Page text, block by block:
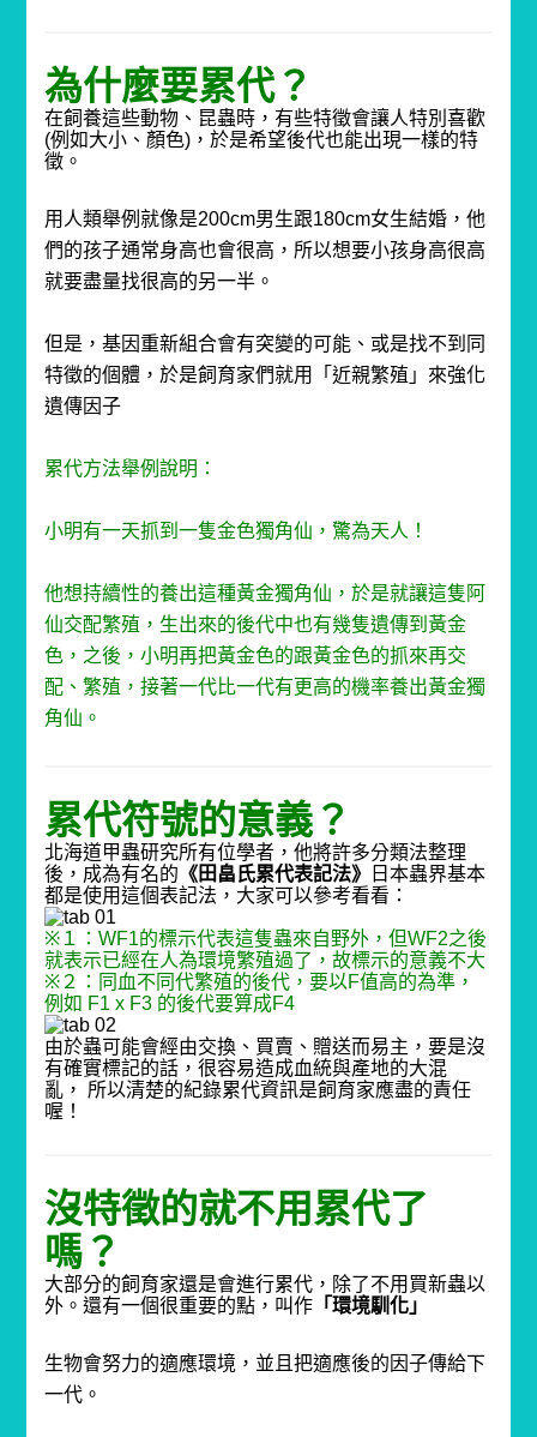
為什麼要累代？
在飼養這些動物、昆蟲時，有些特徵會讓人特別喜歡
(例如大小、顏色) ，於是希望後代也能出現一樣的特
徵。
用人類舉例就像是200cm男生跟180cm女生結婚，他
們的孩子通常身高也會很高，所以想要小孩身高很高
就要盡量找很高的另一半。
但是，基因重新組合會有突變的可能、或是找不到同
特徵的個體，於是飼育家們就用「近親繁殖」來強化
遺傳因子
累代方法舉例說明：
小明有一天抓到一隻金色獨角仙，驚為天人！
他想持續性的養出這種黃金獨角仙，於是就讓這隻阿
仙交配繁殖，生出來的後代中也有幾隻遺傳到黃金
色，之後，小明再把黃金色的跟黃金色的抓來再交
配、繁殖，接著一代比一代有更高的機率養出黃金獨
角仙。
累代符號的意義？
北海道甲蟲研究所有位學者，他將許多分類法整理
後，成為有名的 《田畠氏累代表記法》
日本蟲界基本
都是使用這個表記法，大家可以參考看看：
※ １：WF1的標示代表這隻蟲來自野外，但WF2之後
就表示已經在人為環境繁殖過了，故標示的意義不大
※ ２：同血不同代繁殖的後代，要以F值高的為準，
例如 F1 x F3 的後代要算成F4
由於蟲可能會經由交換、買賣、贈送而易主，要是沒
有確實標記的話，很容易造成血統與產地的大混
亂， 所以清楚的紀錄累代資訊是飼育家應盡的責任
喔！
沒特徵的就不用累代了
嗎？
大部分的飼育家還是會進行累代，除了不用買新蟲以
外。還有一個很重要的點，叫作 「環境馴化」
生物會努力的適應環境，並且把適應後的因子傳給下
一代。